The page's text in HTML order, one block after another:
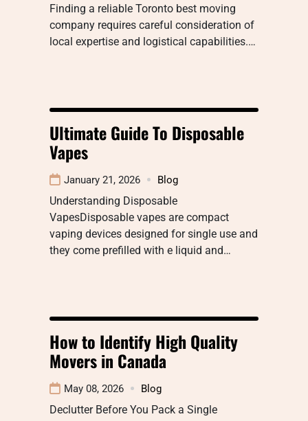
Finding a reliable Toronto best moving
company requires careful consideration of
local expertise and logistical capabilities.…
Ultimate Guide To Disposable
Vapes
January 21, 2026 Blog
Understanding Disposable
VapesDisposable vapes are compact
vaping devices designed for single use and
they come prefilled with e liquid and…
How to Identify High Quality
Movers in Canada
May 08, 2026 Blog
Declutter Before You Pack a Single